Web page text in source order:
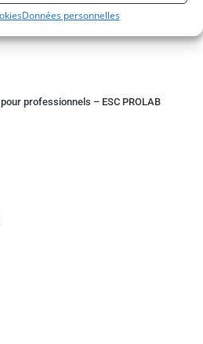
Données personnelles
?
professionnels – ESC PROLAB